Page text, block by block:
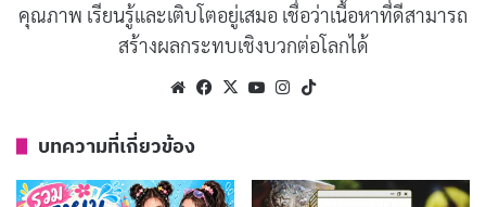
คุณภาพ เรียนรู้และเติบโตอยู่เสมอ เชื่อว่าเนื้อหาที่ดีสามารถ
สร้างผลกระทบเชิงบวกต่อโลกได้
WebsiteFacebook
X YouTubeInstagram
บทความที่เกี่ยวข้อง